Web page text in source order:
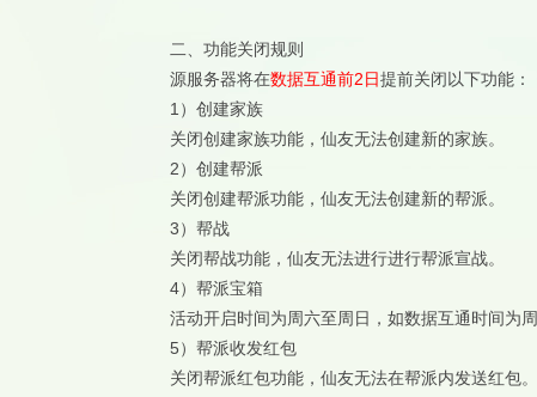
二、 功能关闭规则
源服务器将在数据互通前2日提前关闭以下功能：
1） 创建家族
关闭创建家族功能，仙友无法创建新的家族。
2） 创建帮派
关闭创建帮派功能，仙友无法创建新的帮派。
3） 帮战
关闭帮战功能，仙友无法进行进行帮派宣战。
4） 帮派宝箱
活动开启时间为周六至周日，如数据互通时间为
5） 帮派收发红包
关闭帮派红包功能，仙友无法在帮派内发送红包。